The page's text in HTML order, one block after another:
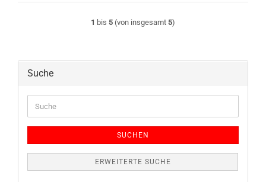
1 bis 5 (von insgesamt 5)
Suche
SUCHEN
ERWEITERTE SUCHE